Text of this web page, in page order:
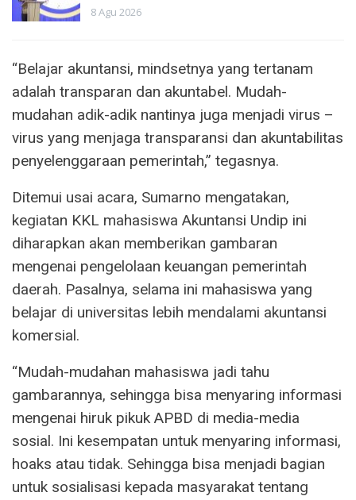
8 Agu 2026
“Belajar akuntansi, mindsetnya yang tertanam
adalah transparan dan akuntabel. Mudah-
mudahan adik-adik nantinya juga menjadi virus –
virus yang menjaga transparansi dan akuntabilitas
penyelenggaraan pemerintah,” tegasnya.
Ditemui usai acara, Sumarno mengatakan,
kegiatan KKL mahasiswa Akuntansi Undip ini
diharapkan akan memberikan gambaran
mengenai pengelolaan keuangan pemerintah
daerah. Pasalnya, selama ini mahasiswa yang
belajar di universitas lebih mendalami akuntansi
komersial.
“Mudah-mudahan mahasiswa jadi tahu
gambarannya, sehingga bisa menyaring informasi
mengenai hiruk pikuk APBD di media-media
sosial. Ini kesempatan untuk menyaring informasi,
hoaks atau tidak. Sehingga bisa menjadi bagian
untuk sosialisasi kepada masyarakat tentang